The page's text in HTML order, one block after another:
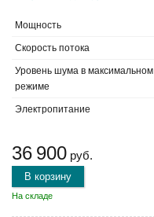
Мощность
Скорость потока
Уровень шума в максимальном
режиме
Электропитание
36 900 руб.
В корзину
На складе